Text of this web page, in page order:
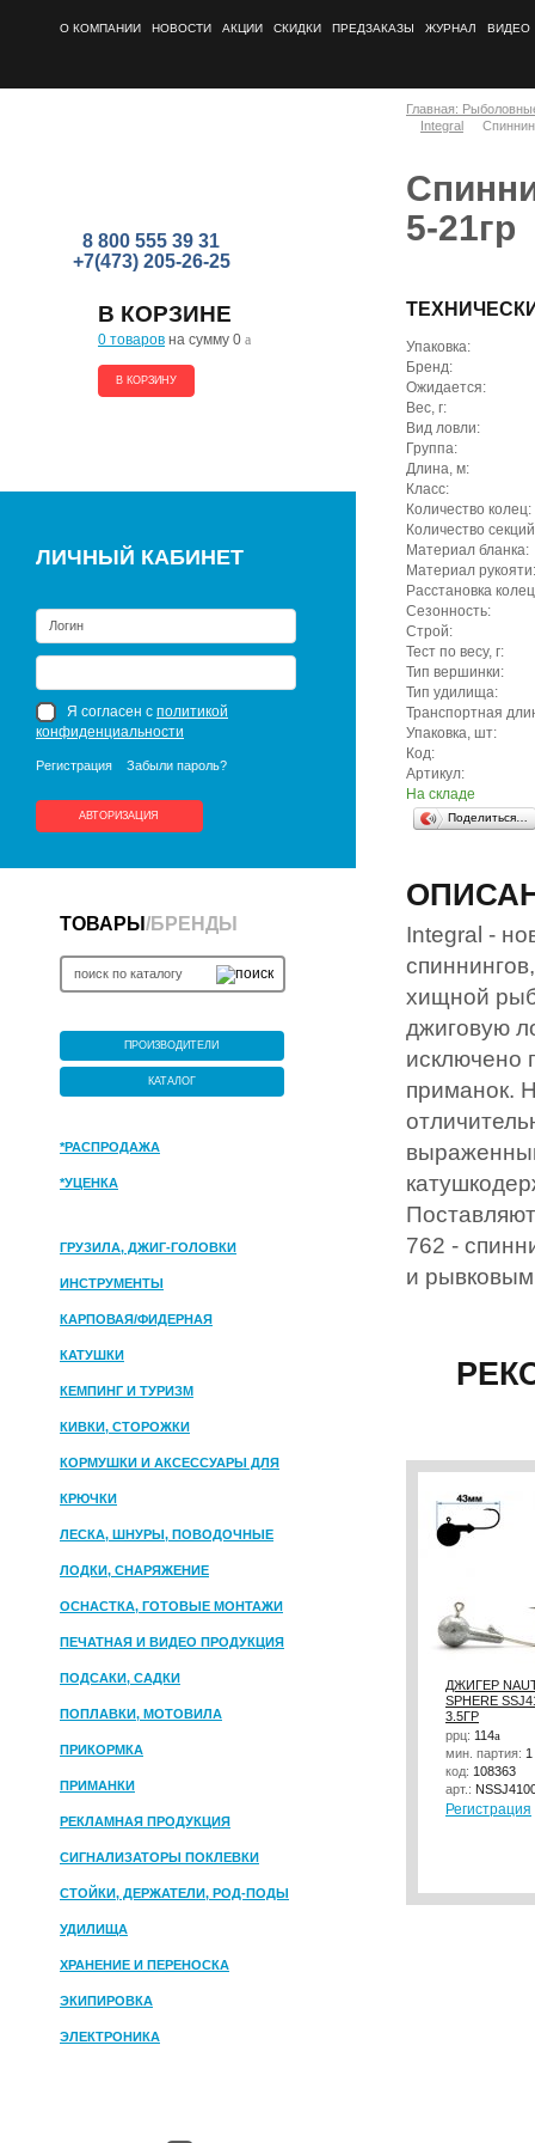
О КОМПАНИИ НОВОСТИ АКЦИИ СКИДКИ ПРЕДЗАКАЗЫ ЖУРНАЛ ВИДЕО
8 800 555 39 31
+7(473) 205-26-25
В КОРЗИНЕ
0 товаров на сумму 0 a
В КОРЗИНУ
ЛИЧНЫЙ КАБИНЕТ
Я согласен с политикой
конфиденциальности
Регистрация Забыли пароль?
АВТОРИЗАЦИЯ
ТОВАРЫ /БРЕНДЫ
ПРОИЗВОДИТЕЛИ
КАТАЛОГ
*РАСПРОДАЖА
*УЦЕНКА
ГРУЗИЛА, ДЖИГ-ГОЛОВКИ
ИНСТРУМЕНТЫ
КАРПОВАЯ/ФИДЕРНАЯ
КАТУШКИ
КЕМПИНГ И ТУРИЗМ
КИВКИ, СТОРОЖКИ
КОРМУШКИ И АКСЕССУАРЫ ДЛЯ
ПРИКОРМКИ
КРЮЧКИ
ЛЕСКА, ШНУРЫ, ПОВОДОЧНЫЕ
МАТЕРИАЛЫ
ЛОДКИ, СНАРЯЖЕНИЕ
ОСНАСТКА, ГОТОВЫЕ МОНТАЖИ
ПЕЧАТНАЯ И ВИДЕО ПРОДУКЦИЯ
ПОДСАКИ, САДКИ
ПОПЛАВКИ, МОТОВИЛА
ПРИКОРМКА
ПРИМАНКИ
РЕКЛАМНАЯ ПРОДУКЦИЯ
СИГНАЛИЗАТОРЫ ПОКЛЕВКИ
СТОЙКИ, ДЕРЖАТЕЛИ, РОД-ПОДЫ
УДИЛИЩА
ХРАНЕНИЕ И ПЕРЕНОСКА
ЭКИПИРОВКА
ЭЛЕКТРОНИКА
Главная:
Integral
5-21гр
Упаковка:
Бренд:
Ожидается:
Вес, г:
Вид ловли:
Группа:
Длина, м:
Класс:
Количество колец:
Количество
Материал бланка:
Материал рукояти:
Расстановка
Сезонность:
Строй:
Тест по весу, г:
Тип вершинки:
Тип удилища:
Транспортная
Упаковка, шт:
Код:
Артикул:
На складе
Поделиться…
Integral -
хищной
джиговую
исключено
приманок.
762 -
и
ДЖИГЕР
SPHERE
3.5ГР
ррц: 114a
мин. партия: 1
код: 108363
арт.:
Регистрация